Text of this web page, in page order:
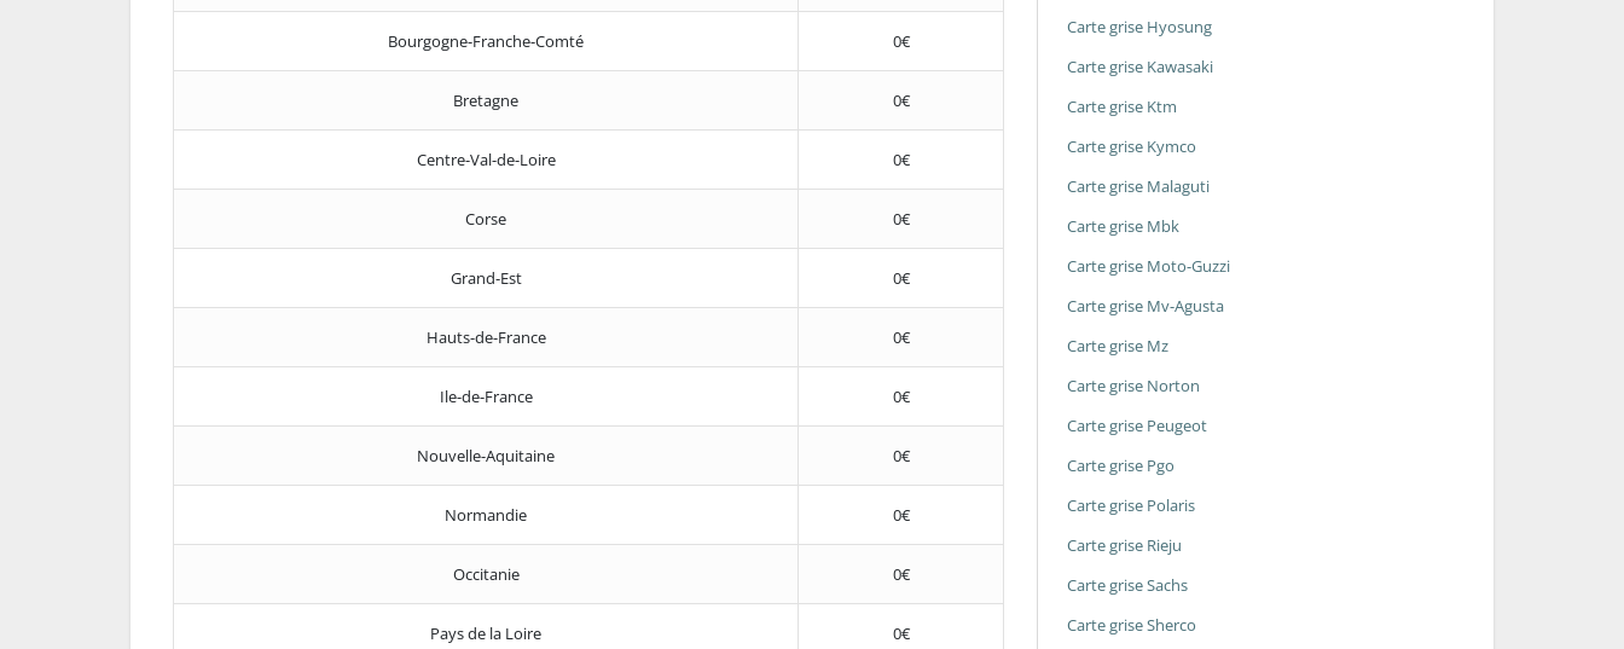
Bourgogne-Franche-Comté 0€
Bretagne 0€
Centre-Val-de-Loire 0€
Corse 0€
Grand-Est 0€
Hauts-de-France 0€
Ile-de-France 0€
Nouvelle-Aquitaine 0€
Normandie 0€
Occitanie 0€
Pays de la Loire 0€
Carte grise Hyosung
Carte grise Kawasaki
Carte grise Ktm
Carte grise Kymco
Carte grise Malaguti
Carte grise Mbk
Carte grise Moto-Guzzi
Carte grise Mv-Agusta
Carte grise Mz
Carte grise Norton
Carte grise Peugeot
Carte grise Pgo
Carte grise Polaris
Carte grise Rieju
Carte grise Sachs
Carte grise Sherco